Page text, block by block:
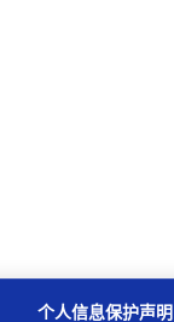
个人信息保护声明